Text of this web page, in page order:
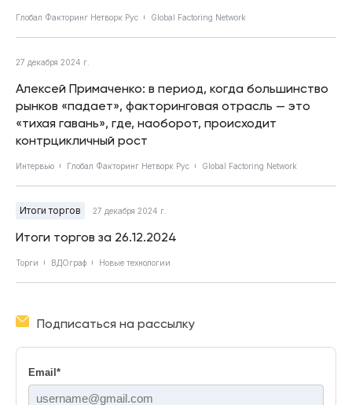
Глобал Факторинг Нетворк Рус Global Factoring Network
27 декабря 2024 г.
Алексей Примаченко: в период, когда большинство
рынков «падает», факторинговая отрасль — это
«тихая гавань», где, наоборот, происходит
контрцикличный рост
Интервью Глобал Факторинг Нетворк Рус Global Factoring Network
Итоги торгов 27 декабря 2024 г.
Итоги торгов за 26.12.2024
Торги ВДОграф Новые технологии
Подписаться на рассылку
Email *